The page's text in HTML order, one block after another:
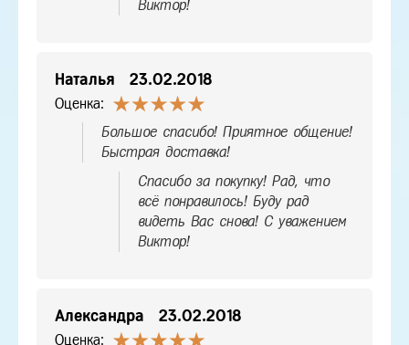
Виктор!
Наталья 23.02.2018
Оценка:
Большое спасибо! Приятное общение!
Быстрая доставка!
Спасибо за покупку! Рад, что
всё понравилось! Буду рад
видеть Вас снова! С уважением
Виктор!
Александра 23.02.2018
Оценка: